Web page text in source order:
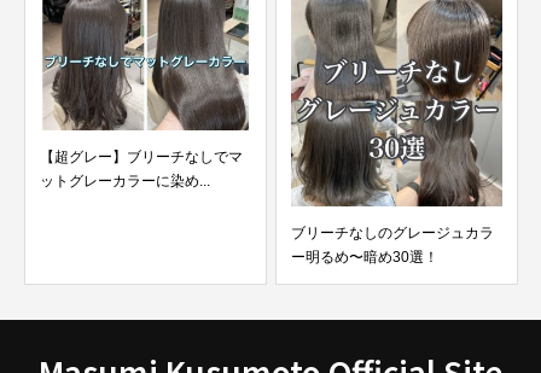
【最新版】ブリーチなしで綺麗
なアッシュカラーに染め...